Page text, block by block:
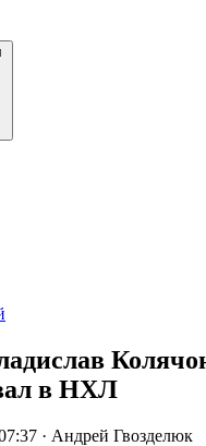
в НХЛ
· Андрей Гвозделюк